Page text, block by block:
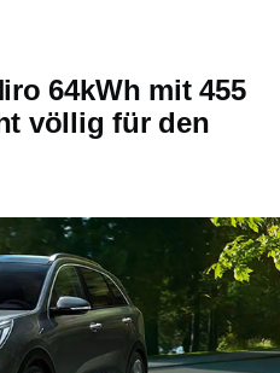
64kWh mit 455
völlig für den